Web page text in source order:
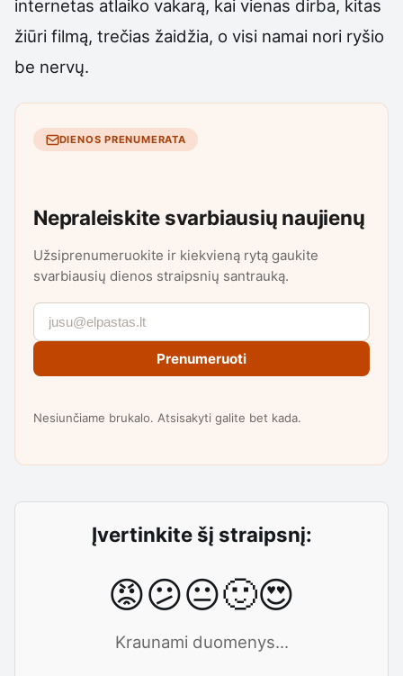
internetas atlaiko vakarą, kai vienas dirba, kitas
žiūri filmą, trečias žaidžia, o visi namai nori ryšio
be nervų.
DIENOS PRENUMERATA
Nepraleiskite svarbiausių naujienų
Užsiprenumeruokite ir kiekvieną rytą gaukite
svarbiausių dienos straipsnių santrauką.
Prenumeruoti
Nesiunčiame brukalo. Atsisakyti galite bet kada.
Įvertinkite šį straipsnį:
😡😕😐🙂😍
Kraunami duomenys...